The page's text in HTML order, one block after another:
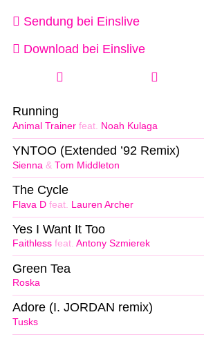
Sendung bei Einslive
Download bei Einslive
Animal Trainer feat. Noah Kulaga
Running
Sienna & Tom Middleton
YNTOO (Extended ’92 Remix)
Flava D feat. Lauren Archer
The Cycle
Faithless feat. Antony Szmierek
Yes I Want It Too
Roska
Green Tea
Tusks
Adore (I. JORDAN remix)